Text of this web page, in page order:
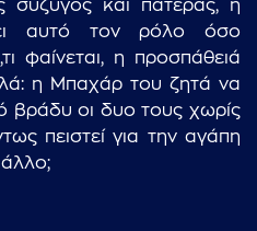
σύζυγος και πατέρας, ή
αυτό τον ρόλο όσο
φαίνεται, η προσπάθειά
η Μπαχάρ του ζητά να
βράδυ οι δυο τους χωρίς
πειστεί για την αγάπη
άλλο;